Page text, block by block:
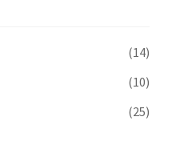
(14)
(10)
(25)